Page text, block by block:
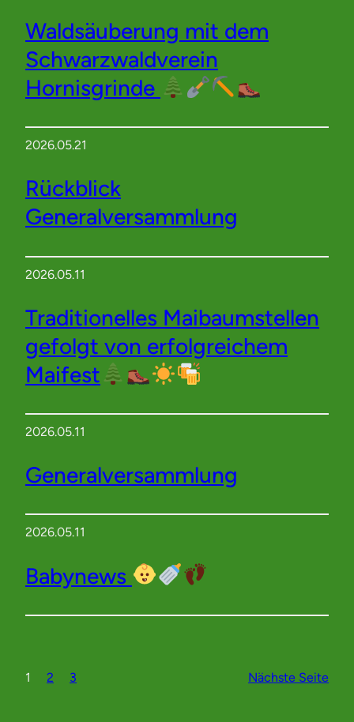
Waldsäuberung mit dem
Schwarzwaldverein
Hornisgrinde
2026.05.21
Rückblick
Generalversammlung
2026.05.11
Traditionelles Maibaumstellen
gefolgt von erfolgreichem
Maifest
2026.05.11
Generalversammlung
2026.05.11
Babynews
1 2 3 Nächste Seite